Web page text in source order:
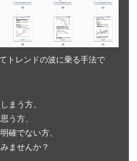
トレンドの波に乗る手法で
まう方、
う方、
確でない方、
ませんか？